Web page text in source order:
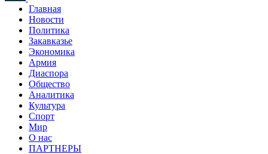
Главная
Новости
Политика
Закавказье
Экономика
Армия
Диаспора
Общество
Аналитика
Культура
Спорт
Мир
О нас
ПАРТНЕРЫ